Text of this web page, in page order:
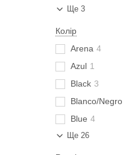
Ще 3
Колір
Arena 4
Azul 1
Black 3
Blanco/Negro
Blue 4
Ще 26